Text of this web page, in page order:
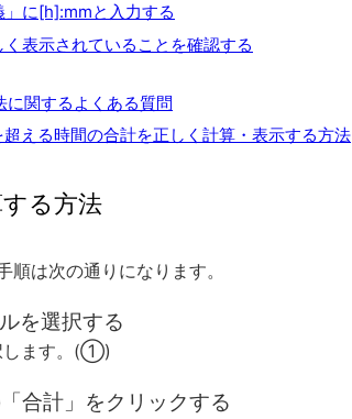
に[h]:mmと入力する
表示されていることを確認する
関するよくある質問
える時間の合計を正しく計算・表示する方法
る方法
は次の通りになります。
を選択する
します。(①)
合計」をクリックする